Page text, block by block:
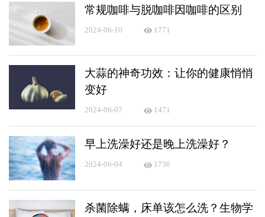
常规咖啡与脱咖啡因咖啡的区别
2024-06-10 1771
大蒜的神奇功效：让你的健康悄悄
变好
2024-06-07 1471
早上洗澡好还是晚上洗澡好？
2024-06-04 1736
杀菌除螨，床单该怎么洗？生物学